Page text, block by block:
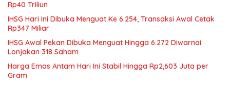
Rp40 Triliun
IHSG Hari Ini Dibuka Menguat Ke 6.254, Transaksi Awal Cetak
Rp347 Miliar
IHSG Awal Pekan Dibuka Menguat Hingga 6.272 Diwarnai
Lonjakan 318 Saham
Harga Emas Antam Hari Ini Stabil Hingga Rp2,603 Juta per
Gram